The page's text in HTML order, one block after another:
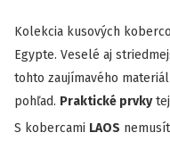
Kolekcia kusových
Egypte. Veselé aj
tohto zaujímavého
pohľad. Praktické prvky
S kobercami LAOS